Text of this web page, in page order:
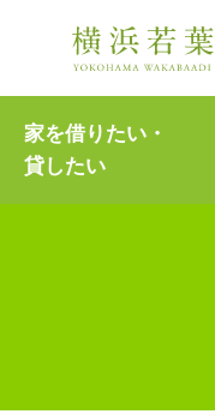
content
家を借りたい・
貸したい